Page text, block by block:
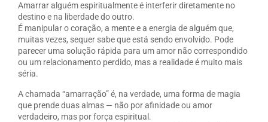
Amarrar alguém espiritualmente é interferir diretamente no
destino e na liberdade do outro.
É manipular o coração, a mente e a energia de alguém que,
muitas vezes, sequer sabe que está sendo envolvido. Pode
parecer uma solução rápida para um amor não correspondido
ou um relacionamento perdido, mas a realidade é muito mais
séria.
A chamada “amarração” é, na verdade, uma forma de magia
que prende duas almas — não por afinidade ou amor
verdadeiro, mas por força espiritual.